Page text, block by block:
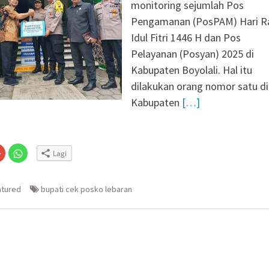
Kemarau
DPR RI dan BPS
Semangat Petugas
Capaian Sudah
Kasus
di Tengaran
Bantuan
monitoring sejumlah Pos
Pengamanan (PosPAM) Hari
Idul Fitri 1446 H dan Pos
Pelayanan (Posyan) 2025 di
Kabupaten Boyolali. Hal itu
dilakukan orang nomor satu di
Kabupaten […]
Klik
untuk
berbagi
(Membuka
di
yang
Klik
untuk
jendela
baru)
Lagi
bupati cek posko lebaran